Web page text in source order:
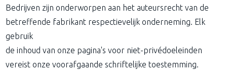
Bedrijven zijn onderworpen aan het auteursrecht van de
betreffende fabrikant respectievelijk onderneming. Elk
gebruik
de inhoud van onze pagina's voor niet-privédoeleinden
vereist onze voorafgaande schriftelijke toestemming.